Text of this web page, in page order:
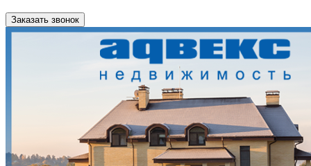
Заказать звонок